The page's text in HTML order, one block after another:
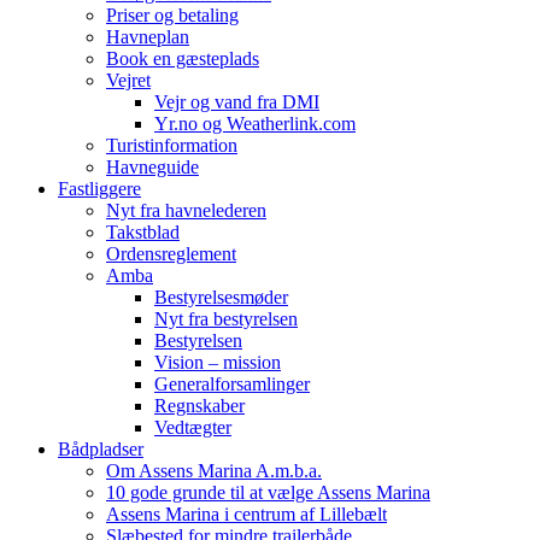
Priser og betaling
Havneplan
Book en gæsteplads
Vejret
Vejr og vand fra DMI
Yr.no og Weatherlink.com
Turistinformation
Havneguide
Fastliggere
Nyt fra havnelederen
Takstblad
Ordensreglement
Amba
Bestyrelsesmøder
Nyt fra bestyrelsen
Bestyrelsen
Vision – mission
Generalforsamlinger
Regnskaber
Vedtægter
Bådpladser
Om Assens Marina A.m.b.a.
10 gode grunde til at vælge Assens Marina
Assens Marina i centrum af Lillebælt
Slæbested for mindre trailerbåde